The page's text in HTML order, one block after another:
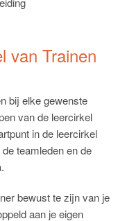
van Trainen
bij elke gewenste
van de leercirkel
in de leercirkel
teamleden en de
bewust te zijn van je
aan je eigen